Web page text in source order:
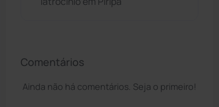
Comentários
Ainda não há comentários. Seja o primeiro!